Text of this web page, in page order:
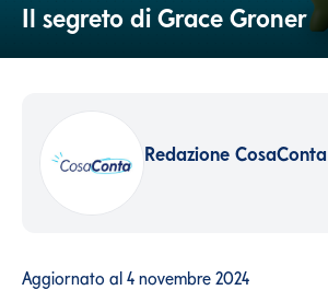
Il segreto di Grace Groner
Redazione CosaConta
Aggiornato al 4 novembre 2024